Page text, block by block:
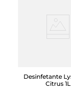
Desinfetante
Citrus 1L